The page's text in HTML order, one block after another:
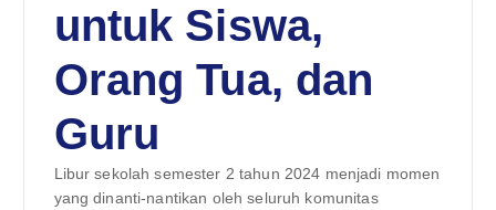
untuk Siswa,
Orang Tua, dan
Guru
Libur sekolah semester 2 tahun 2024 menjadi momen
yang dinanti-nantikan oleh seluruh komunitas